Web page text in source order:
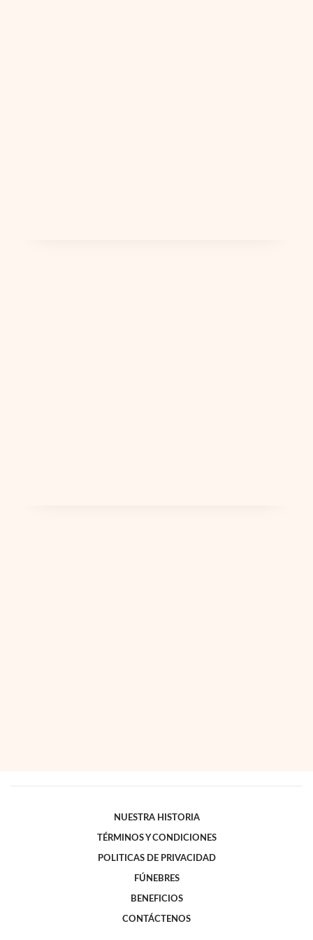
NUESTRA HISTORIA
TÉRMINOS Y CONDICIONES
POLITICAS DE PRIVACIDAD
FÚNEBRES
BENEFICIOS
CONTÁCTENOS